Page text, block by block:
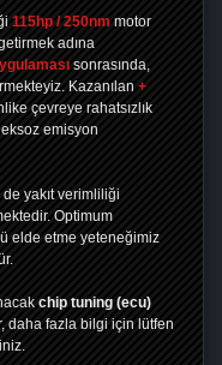
115hp / 250nm motor
adına
sonrasında,
Kazanılan +
çevreye rahatsızlık
emisyon
de yakıt verimliliği
Optimum
elde etme yeteneğimiz
chip tuning (ecu)
daha fazla bilgi için lütfen